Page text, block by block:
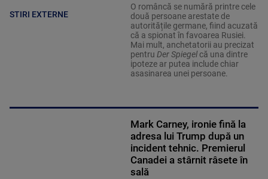
STIRI EXTERNE
O româncă se numără printre cele
două persoane arestate de
autoritățile germane, fiind acuzată
că a spionat în favoarea Rusiei.
Mai mult, anchetatorii au precizat
pentru Der Spiegelcă una dintre
ipoteze ar putea include chiar
asasinarea unei persoane.
Mark Carney, ironie fină la
adresa lui Trump după un
incident tehnic. Premierul
Canadei a stârnit râsete în
sală